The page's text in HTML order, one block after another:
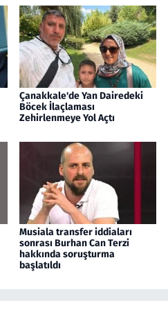
Çanakkale'de Yan Dairedeki
Böcek İlaçlaması
Zehirlenmeye Yol Açtı
Musiala transfer iddiaları
sonrası Burhan Can Terzi
hakkında soruşturma
başlatıldı